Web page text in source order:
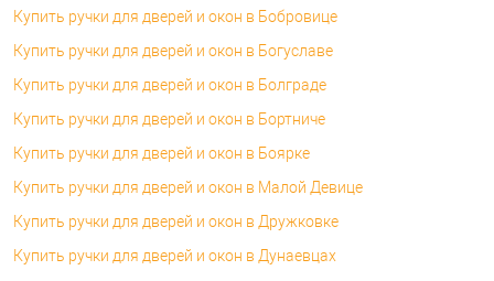
Купить ручки для дверей и окон в Бобровице
Купить ручки для дверей и окон в Богуславе
Купить ручки для дверей и окон в Болграде
Купить ручки для дверей и окон в Бортниче
Купить ручки для дверей и окон в Боярке
Купить ручки для дверей и окон в Малой Девице
Купить ручки для дверей и окон в Дружковке
Купить ручки для дверей и окон в Дунаевцах